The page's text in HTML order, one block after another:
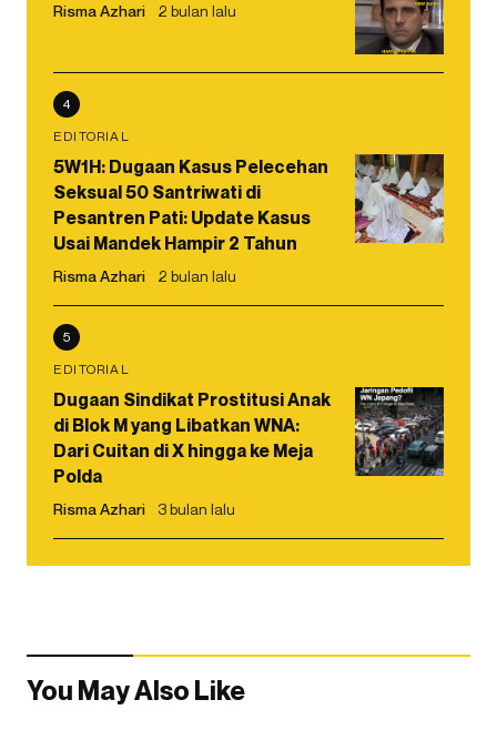
Risma Azhari 2 bulan lalu
4
EDITORIAL
5W1H: Dugaan Kasus Pelecehan
Seksual 50 Santriwati di
Pesantren Pati: Update Kasus
Usai Mandek Hampir 2 Tahun
Risma Azhari 2 bulan lalu
5
EDITORIAL
Dugaan Sindikat Prostitusi Anak
di Blok M yang Libatkan WNA:
Dari Cuitan di X hingga ke Meja
Polda
Risma Azhari 3 bulan lalu
You May Also Like